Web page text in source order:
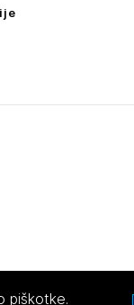
piškotke.